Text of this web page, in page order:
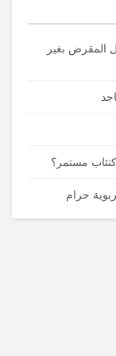
المقرض بغير
مستمر؟
حرام